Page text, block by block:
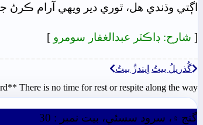
اڳتي وڌندي هل، ٿوري دير ويھي آرام
[ شارح: ڊاڪٽر عبدالغفار سومرو ]
گُذريلُ بيتُ اِيندڙُ بيتُ
There is no time for rest or respite along the way**
گنج ۾، سرود سسئي، بيت نمبر : 30